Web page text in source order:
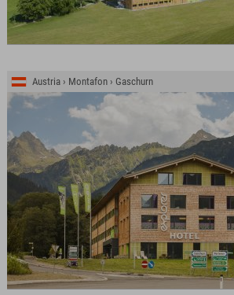
Austria › Montafon › Gaschurn